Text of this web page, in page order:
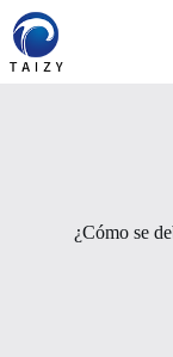
Saltar
contenido
¿Cómo se